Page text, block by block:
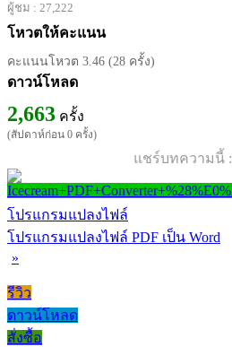
ผู้ชม : 27,222
โหวตให้คะแนน
คะแนนโหวต 3.46 (28 ครั้ง)
ดาวน์โหลด
2,663 ครั้ง
(สัปดาห์ก่อน 0 ครั้ง)
แชร์บทความนี้ :
โปรแกรมแปลงไฟล์
โปรแกรมแปลงไฟล์ PDF เป็น Word
»
รีวิว
ดาวน์โหลด
สั่งซื้อ